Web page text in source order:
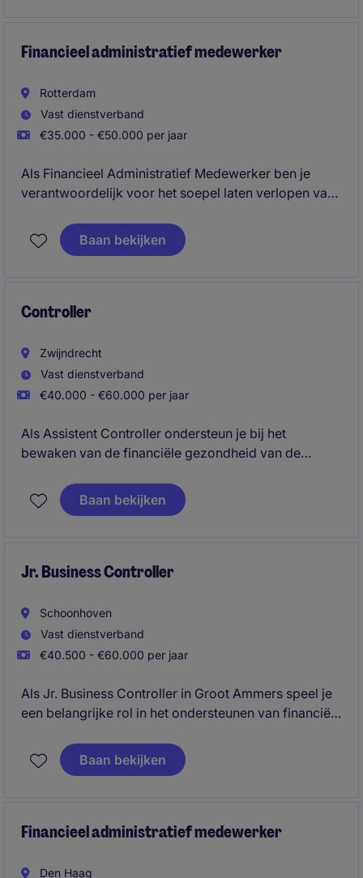
Financieel administratief medewerker
Rotterdam
Vast dienstverband
€35.000 - €50.000 per jaar
Als Financieel Administratief Medewerker ben je
verantwoordelijk voor het soepel laten verlopen van
en organisatietalent draag je bij aan het succes van
de afdeling Accounting & Finance.
Baan bekijken
Controller
Zwijndrecht
Vast dienstverband
€40.000 - €60.000 per jaar
Als Assistent Controller ondersteun je bij het
bewaken van de financiële gezondheid van de
en analyses. Daarnaast draag je actief bij aan het
verbeteren van financiële processen en ondersteun
Baan bekijken
Jr. Business Controller
Schoonhoven
Vast dienstverband
€40.500 - €60.000 per jaar
Als Jr. Business Controller in Groot Ammers speel je
een belangrijke rol in het ondersteunen van financiële
nauw samen met collega's om inzichten te bieden die
de financiële prestaties verbeteren.
Baan bekijken
Financieel administratief medewerker
Den Haag